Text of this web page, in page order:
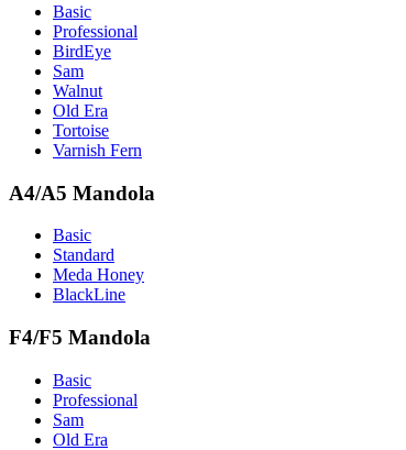
Basic
Professional
BirdEye
Sam
Walnut
Old Era
Tortoise
Varnish Fern
A4/A5 Mandola
Basic
Standard
Meda Honey
BlackLine
F4/F5 Mandola
Basic
Professional
Sam
Old Era